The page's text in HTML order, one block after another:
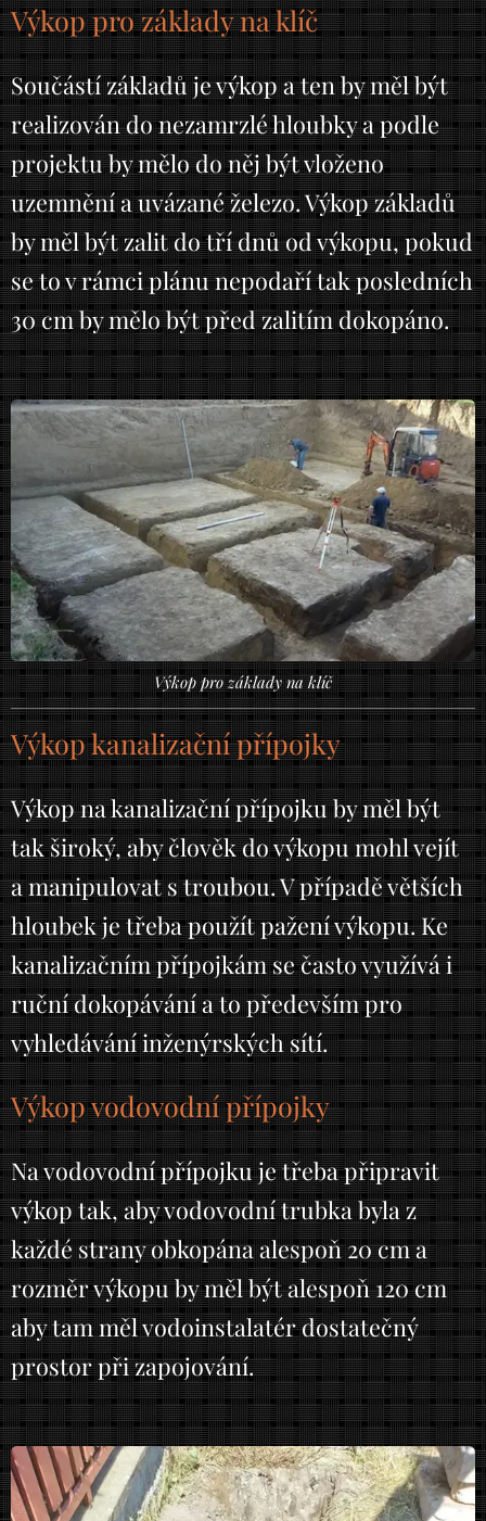
Výkop pro základy na klíč
Součástí základů je výkop a ten by měl být
realizován do nezamrzlé hloubky a podle
projektu by mělo do něj být vloženo
uzemnění a uvázané železo. Výkop základů
by měl být zalit do tří dnů od výkopu, pokud
se to v rámci plánu nepodaří tak posledních
30 cm by mělo být před zalitím dokopáno.
Výkop pro základy na klíč
Výkop kanalizační přípojky
Výkop na kanalizační přípojku by měl být
tak široký, aby člověk do výkopu mohl vejít
a manipulovat s troubou. V případě větších
hloubek je třeba použít pažení výkopu. Ke
kanalizačním přípojkám se často využívá i
ruční dokopávání a to především pro
vyhledávání inženýrských sítí.
Výkop vodovodní přípojky
Na vodovodní přípojku je třeba připravit
výkop tak, aby vodovodní trubka byla z
každé strany obkopána alespoň 20 cm a
rozměr výkopu by měl být alespoň 120 cm
aby tam měl vodoinstalatér dostatečný
prostor při zapojování.